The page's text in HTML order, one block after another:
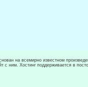
на всемирно известном
с ним. Хостинг поддерживается в